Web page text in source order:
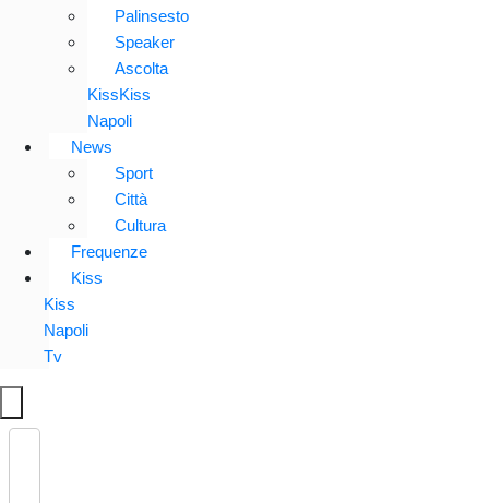
Palinsesto
Speaker
Ascolta
KissKiss
Napoli
News
Sport
Città
Cultura
Frequenze
Kiss
Kiss
Napoli
Tv